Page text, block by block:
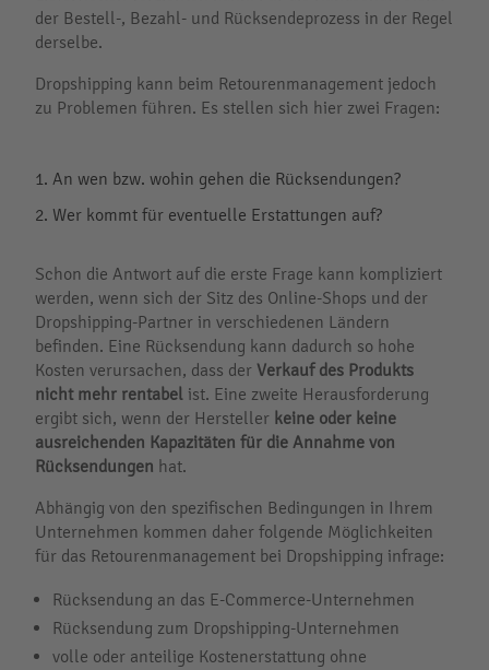
der Bestell-, Bezahl- und Rücksendeprozess in der Regel
derselbe.
Dropshipping kann beim Retourenmanagement jedoch
zu Problemen führen. Es stellen sich hier zwei Fragen:
An wen bzw. wohin gehen die Rücksendungen?
Wer kommt für eventuelle Erstattungen auf?
Schon die Antwort auf die erste Frage kann kompliziert
werden, wenn sich der Sitz des Online-Shops und der
Dropshipping-Partner in verschiedenen Ländern
befinden. Eine Rücksendung kann dadurch so hohe
Kosten verursachen, dass der Verkauf des Produkts
nicht mehr rentabel ist. Eine zweite Herausforderung
ergibt sich, wenn der Hersteller keine oder keine
ausreichenden Kapazitäten für die Annahme von
Rücksendungen hat.
Abhängig von den spezifischen Bedingungen in Ihrem
Unternehmen kommen daher folgende Möglichkeiten
für das Retourenmanagement bei Dropshipping infrage:
Rücksendung an das E-Commerce-Unternehmen
Rücksendung zum Dropshipping-Unternehmen
volle oder anteilige Kostenerstattung ohne